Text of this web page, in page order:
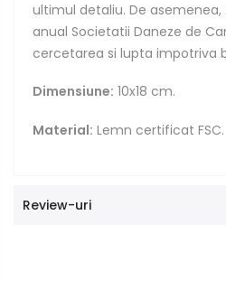
ultimul detaliu. De
anual Societatii Daneze de
cercetarea si lupta impotriva
Dimensiune: 10x18 cm.
Material: Lemn certificat FSC.
Review-uri